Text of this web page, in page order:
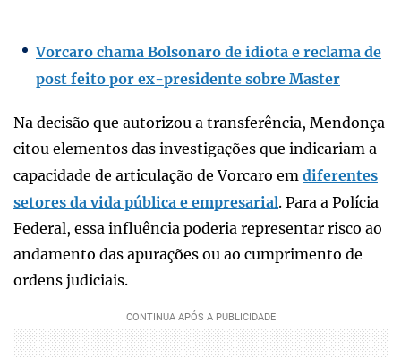
Vorcaro chama Bolsonaro de idiota e reclama de
post feito por ex-presidente sobre Master
Na decisão que autorizou a transferência, Mendonça
citou elementos das investigações que indicariam a
capacidade de articulação de Vorcaro em diferentes
setores da vida pública e empresarial. Para a Polícia
Federal, essa influência poderia representar risco ao
andamento das apurações ou ao cumprimento de
ordens judiciais.